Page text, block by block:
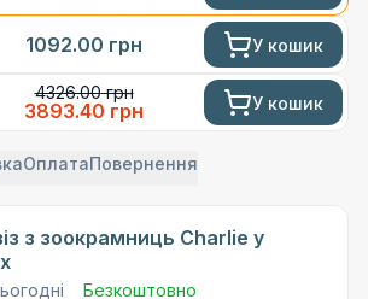
1092.00 грн У кошик
4326.00грн
3893.40 грн У кошик
ОплатаПовернення
з зоокрамниць Charlie у
Безкоштовно